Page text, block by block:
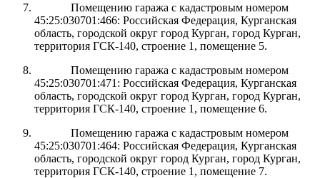
Помещению гаража с кадастровым номером
45:25:030701:466: Российская Федерация, Курганская
область, городской округ город Курган, город Курган,
территория ГСК-140, строение 1, помещение 5.
Помещению гаража с кадастровым номером
45:25:030701:471: Российская Федерация, Курганская
область, городской округ город Курган, город Курган,
территория ГСК-140, строение 1, помещение 6.
Помещению гаража с кадастровым номером
45:25:030701:464: Российская Федерация, Курганская
область, городской округ город Курган, город Курган,
территория ГСК-140, строение 1, помещение 7.